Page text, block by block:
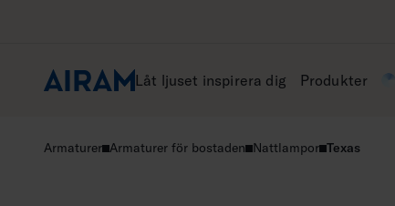
Låt ljuset inspirera dig Produkter
Armaturer Armaturer för bostaden Nattlampor Texas